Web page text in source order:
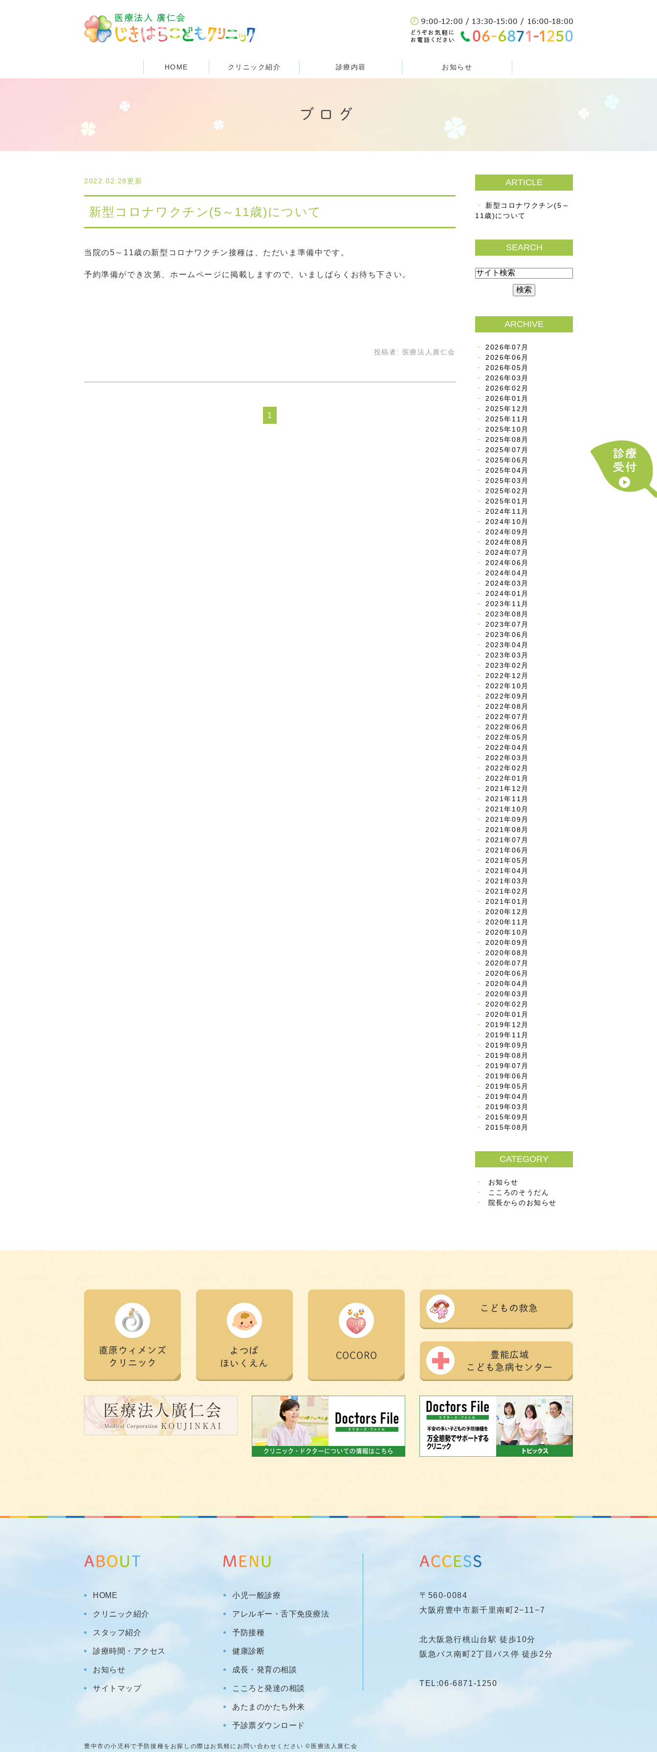
HOME クリニック紹介 診療内容 お知らせ
ブログ
2022.02.28更新
新型コロナワクチン(5～11歳)について
当院の5～11歳の新型コロナワクチン接種は、ただいま準備中です。
予約準備ができ次第、ホームページに掲載しますので、いましばらくお待ち下さい。
投稿者: 医療法人廣仁会
1
ARTICLE
新型コロナワクチン(5～
11歳)について
SEARCH
ARCHIVE
2026年07月
2026年06月
2026年05月
2026年03月
2026年02月
2026年01月
2025年12月
2025年11月
2025年10月
2025年08月
2025年07月
2025年06月
2025年04月
2025年03月
2025年02月
2025年01月
2024年11月
2024年10月
2024年09月
2024年08月
2024年07月
2024年06月
2024年04月
2024年03月
2024年01月
2023年11月
2023年08月
2023年07月
2023年06月
2023年04月
2023年03月
2023年02月
2022年12月
2022年10月
2022年09月
2022年08月
2022年07月
2022年06月
2022年05月
2022年04月
2022年03月
2022年02月
2022年01月
2021年12月
2021年11月
2021年10月
2021年09月
2021年08月
2021年07月
2021年06月
2021年05月
2021年04月
2021年03月
2021年02月
2021年01月
2020年12月
2020年11月
2020年10月
2020年09月
2020年08月
2020年07月
2020年06月
2020年04月
2020年03月
2020年02月
2020年01月
2019年12月
2019年11月
2019年09月
2019年08月
2019年07月
2019年06月
2019年05月
2019年04月
2019年03月
2015年09月
2015年08月
CATEGORY
お知らせ
こころのそうだん
院長からのお知らせ
HOME
クリニック紹介
スタッフ紹介
診療時間・アクセス
お知らせ
サイトマップ
小児一般診療
アレルギー・舌下免疫療法
予防接種
健康診断
成長・発育の相談
こころと発達の相談
あたまのかたち外来
予診票ダウンロード
〒560-0084
大阪府豊中市新千里南町2−11−7
北大阪急行桃山台駅 徒歩10分
阪急バス南町2丁目バス停 徒歩2分
TEL:06-6871-1250
豊中市の小児科で予防接種をお探しの際はお気軽にお問い合わせください ©医療法人廣仁会